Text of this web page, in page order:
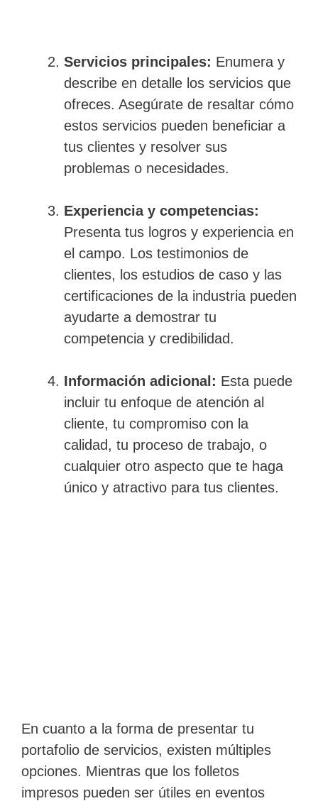
Servicios principales: Enumera y
describe en detalle los servicios que
ofreces. Asegúrate de resaltar cómo
estos servicios pueden beneficiar a
tus clientes y resolver sus
problemas o necesidades.
Experiencia y competencias:
Presenta tus logros y experiencia en
el campo. Los testimonios de
clientes, los estudios de caso y las
certificaciones de la industria pueden
ayudarte a demostrar tu
competencia y credibilidad.
Información adicional: Esta puede
incluir tu enfoque de atención al
cliente, tu compromiso con la
calidad, tu proceso de trabajo, o
cualquier otro aspecto que te haga
único y atractivo para tus clientes.
En cuanto a la forma de presentar tu
portafolio de servicios, existen múltiples
opciones. Mientras que los folletos
impresos pueden ser útiles en eventos